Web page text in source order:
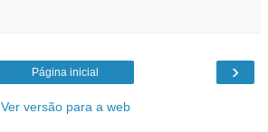
›
Página inicial
Ver versão para a web